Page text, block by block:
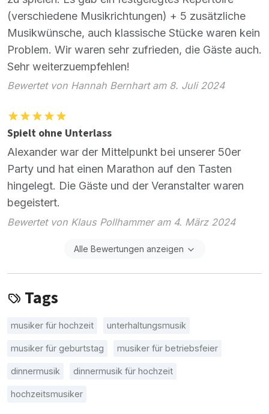
(verschiedene Musikrichtungen) + 5 zusätzliche
Musikwünsche, auch klassische Stücke waren kein
Problem. Wir waren sehr zufrieden, die Gäste auch.
Sehr weiterzuempfehlen!
Bewertet von Hannah Bernhart am 8. Juli 2024
Spielt ohne Unterlass
Alexander war der Mittelpunkt bei unserer 50er
Party und hat einen Marathon auf den Tasten
hingelegt. Die Gäste und der Veranstalter waren
begeistert.
Bewertet von Klaus Pollhammer am 4. März 2024
Alle Bewertungen anzeigen
Tags
musiker für hochzeit unterhaltungsmusik
musiker für geburtstag musiker für betriebsfeier
dinnermusik dinnermusik für hochzeit
hochzeitsmusiker